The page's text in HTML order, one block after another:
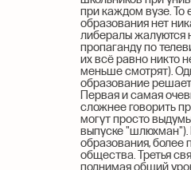
при каждом вузе. То
образования нет
либералы жалуются
пропаганду по
их всё равно никто
меньше смотрят).
образование
Первая и самая
сложнее говорить
могут просто
выпуске "шлюхман").
образования, более
общества. Третья